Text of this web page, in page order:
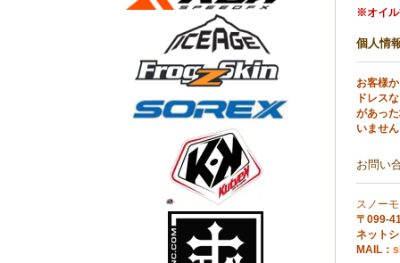
※オイ
個人情
お客様
ドレス
があっ
いませ
お問い
スノー
〒099-
ネット
MAIL：